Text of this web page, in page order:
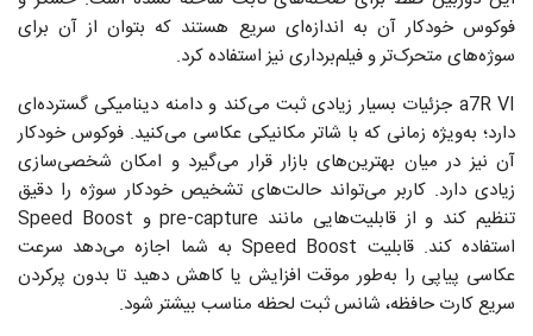
فوکوس خودکار آن به اندازه‌ای سریع هستند که بتوان از آن برای
سوژه‌های متحرک‌تر و فیلم‌برداری نیز استفاده کرد.
a7R VI جزئیات بسیار زیادی ثبت می‌کند و دامنه دینامیکی گسترده‌ای
دارد؛ به‌ویژه زمانی که با شاتر مکانیکی عکاسی می‌کنید. فوکوس خودکار
آن نیز در میان بهترین‌های بازار قرار می‌گیرد و امکان شخصی‌سازی
زیادی دارد. کاربر می‌تواند حالت‌های تشخیص خودکار سوژه را دقیق
تنظیم کند و از قابلیت‌هایی مانند pre-capture و Speed Boost
استفاده کند. قابلیت Speed Boost به شما اجازه می‌دهد سرعت
عکاسی پیاپی را به‌طور موقت افزایش یا کاهش دهید تا بدون پرکردن
سریع کارت حافظه، شانس ثبت لحظه مناسب بیشتر شود.